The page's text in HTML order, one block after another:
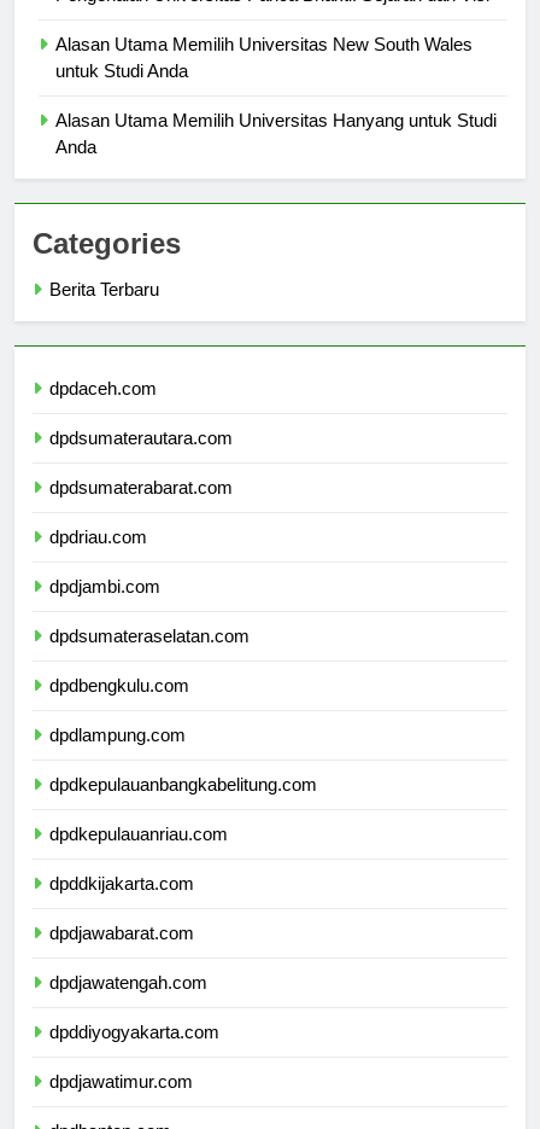
Alasan Utama Memilih Universitas New South Wales
Alasan Utama Memilih Universitas Hanyang untuk Studi
Categories